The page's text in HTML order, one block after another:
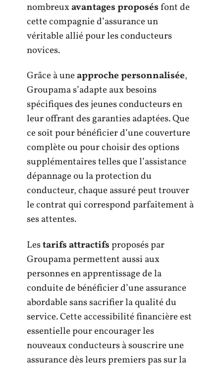
nombreuxavantages proposésfont de
cette compagnie d’assurance un
véritable allié pour les conducteurs
novices.
Grâce à uneapproche personnalisée,
Groupama s’adapte aux besoins
spécifiques des jeunes conducteurs en
leur offrant des garanties adaptées. Que
ce soit pour bénéficier d’une couverture
complète ou pour choisir des options
supplémentaires telles que l’assistance
dépannage ou la protection du
conducteur, chaque assuré peut trouver
le contrat qui correspond parfaitement à
ses attentes.
Lestarifs attractifsproposés par
Groupama permettent aussi aux
personnes en apprentissage de la
conduite de bénéficier d’une assurance
abordable sans sacrifier la qualité du
service. Cette accessibilité financière est
essentielle pour encourager les
nouveaux conducteurs à souscrire une
assurance dès leurs premiers pas sur la